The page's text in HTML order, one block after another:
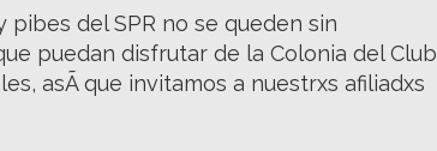
pibes del SPR no se queden sin
puedan disfrutar de la Colonia del Club
asÃ­ que invitamos a nuestrxs afiliadxs